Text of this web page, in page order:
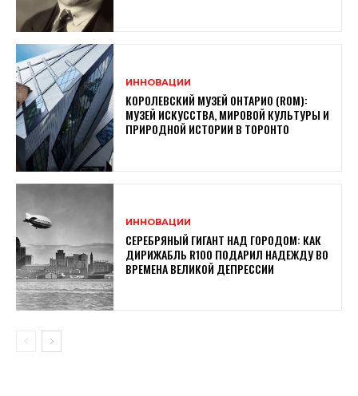
ИННОВАЦИИ
КОРОЛЕВСКИЙ МУЗЕЙ ОНТАРИО (ROM):
МУЗЕЙ ИСКУССТВА, МИРОВОЙ КУЛЬТУРЫ И
ПРИРОДНОЙ ИСТОРИИ В ТОРОНТО
ИННОВАЦИИ
СЕРЕБРЯНЫЙ ГИГАНТ НАД ГОРОДОМ: КАК
ДИРИЖАБЛЬ R100 ПОДАРИЛ НАДЕЖДУ ВО
ВРЕМЕНА ВЕЛИКОЙ ДЕПРЕССИИ